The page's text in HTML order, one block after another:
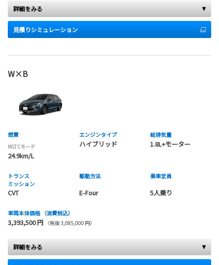
詳細をみる
見積りシミュレーション
W×B
燃費
WLTCモード
24.9km/L
エンジンタイプ
ハイブリッド
総排気量
1.8L+モーター
トランス
ミッション
CVT
駆動方法
E-Four
乗車定員
5人乗り
車両本体価格 （消費税込）
3,393,500 円 （税抜 3,085,000 円）
詳細をみる